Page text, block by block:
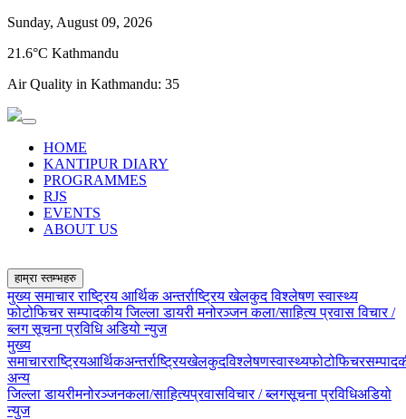
Sunday, August 09, 2026
21.6°C Kathmandu
Air Quality in Kathmandu: 35
HOME
KANTIPUR DIARY
PROGRAMMES
RJS
EVENTS
ABOUT US
हाम्रा स्तम्भहरु
मुख्य समाचारराष्ट्रिय आर्थिकअन्तर्राष्ट्रियखेलकुदविश्लेषणस्वास्थ्य
फोटोफिचरसम्पादकीयजिल्ला डायरीमनोरञ्जनकला/साहित्यप्रवासविचार /
ब्लगसूचना प्रविधिअडियो न्युज
मुख्य
समाचारराष्ट्रियआर्थिकअन्तर्राष्ट्रियखेलकुदविश्लेषणस्वास्थ्यफोटोफिचर
अन्य
जिल्ला डायरीमनोरञ्जनकला/साहित्यप्रवासविचार / ब्लगसूचना प्रविधिअडियो
न्युज